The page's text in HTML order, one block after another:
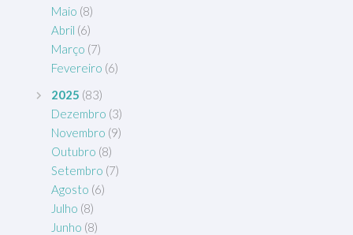
Maio (8)
Abril (6)
Março (7)
Fevereiro (6)
2025 (83)
Dezembro (3)
Novembro (9)
Outubro (8)
Setembro (7)
Agosto (6)
Julho (8)
Junho (8)